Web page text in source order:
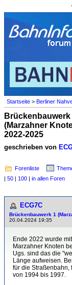
Startseite > Berliner
Brückenbauwerk
(Marzahner
2022-2025
geschrieben von
Forenliste
| 50 | 100 | in allen Foren
ECG7C
Brückenbauwerk 1
20.04.2024 19:35
Ende 2022 wurde
Marzahner Knoten
Ugs. sind das die
Länge aufweisen.
für die Straßenbahn,
von 1994 bis 1997.